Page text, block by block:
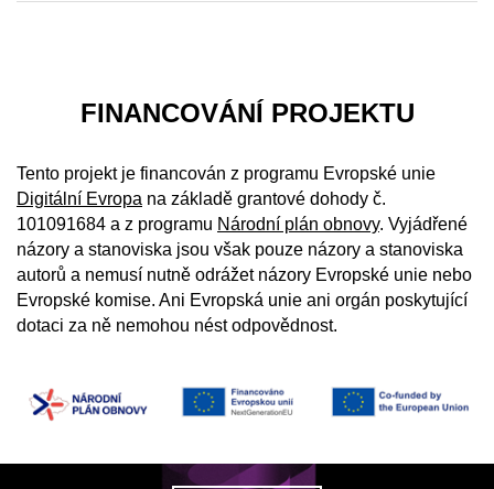
FINANCOVÁNÍ PROJEKTU
Tento projekt je financován z programu Evropské unie
Digitální Evropa na základě grantové dohody č.
101091684 a z programu Národní plán obnovy. Vyjádřené
názory a stanoviska jsou však pouze názory a stanoviska
autorů a nemusí nutně odrážet názory Evropské unie nebo
Evropské komise. Ani Evropská unie ani orgán poskytující
dotaci za ně nemohou nést odpovědnost.